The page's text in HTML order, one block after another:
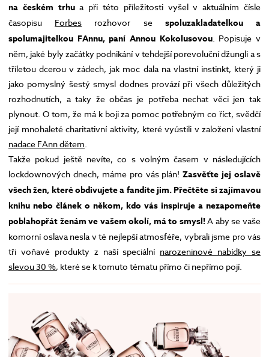
na českém trhua při této příležitosti vyšel v aktuálním čísle
časopisu Forbes rozhovor se spoluzakladatelkou a
spolumajitelkou FAnnu, paní Annou Kokolusovou. Popisuje v
něm, jaké byly začátky podnikání v tehdejší porevoluční džungli a s
tříletou dcerou v zádech, jak moc dala na vlastní instinkt, který ji
jako pomyslný šestý smysl dodnes provází při všech důležitých
rozhodnutích, a taky že občas je potřeba nechat věci jen tak
plynout. O tom, že má k boji za pomoc potřebným co říct, svědčí
její mnohaleté charitativní aktivity, které vyústili v založení vlastní
nadace FAnn dětem.
Takže pokud ještě nevíte, co s volným časem v následujících
lockdownových dnech, máme pro vás plán!Zasvěťte jej oslavě
všech žen, které obdivujete a fandíte jim.Přečtěte si zajímavou
knihu nebo článek o někom, kdo vás inspiruje a nezapomeňte
poblahopřát ženám ve vašem okolí, má to smysl!A aby se vaše
komorní oslava nesla v té nejlepší atmosféře, vybrali jsme pro vás
tři voňavé produkty z naší speciální narozeninové nabídky se
slevou 30 %, které se k tomuto tématu přímo či nepřímo pojí.